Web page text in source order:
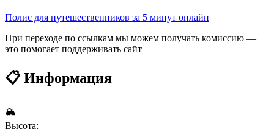
Полис для путешественников за 5 минут онлайн
При переходе по ссылкам мы можем получать комиссию —
это помогает поддерживать сайт
📋 Информация
🏔
Высота: